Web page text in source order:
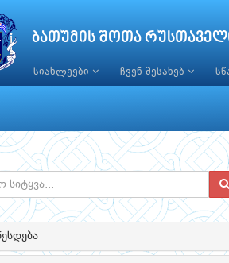
ბათუმის შოთა
სიახლეები ჩვენ შესახებ